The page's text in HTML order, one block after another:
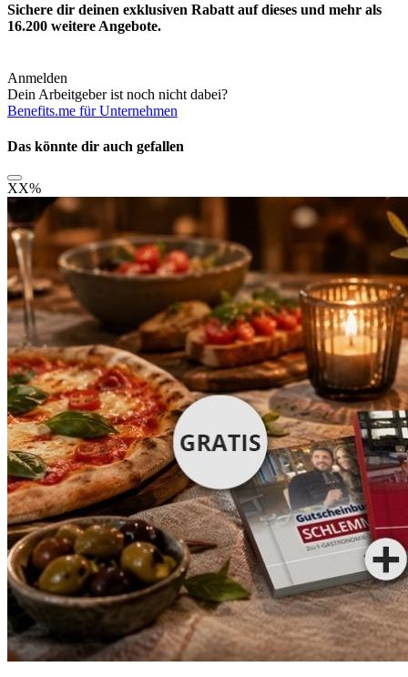
Sichere dir deinen exklusiven Rabatt auf dieses und mehr als
16.200 weitere Angebote.
Anmelden
Dein Arbeitgeber ist noch nicht dabei?
Benefits.me für Unternehmen
Das könnte dir auch gefallen
XX%